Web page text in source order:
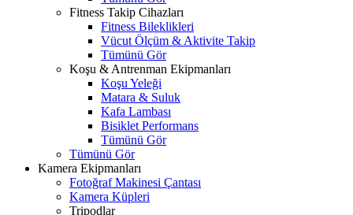
Fitness Takip Cihazları
Fitness Bileklikleri
Vücut Ölçüm & Aktivite Takip
Tümünü Gör
Koşu & Antrenman Ekipmanları
Koşu Yeleği
Matara & Suluk
Kafa Lambası
Bisiklet Performans
Tümünü Gör
Tümünü Gör
Kamera Ekipmanları
Fotoğraf Makinesi Çantası
Kamera Küpleri
Tripodlar